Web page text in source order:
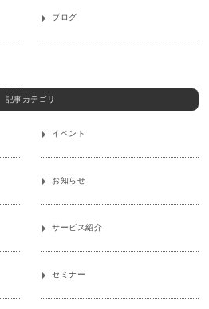
ブログ
記事カテゴリ
イベント
お知らせ
サービス紹介
セミナー